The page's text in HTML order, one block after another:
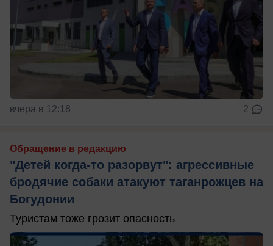
вчера в 12:18 2
Обращение в редакцию
"Детей когда-то разорвут": агрессивные
бродячие собаки атакуют таганрожцев на
Богудонии
Туристам тоже грозит опасность